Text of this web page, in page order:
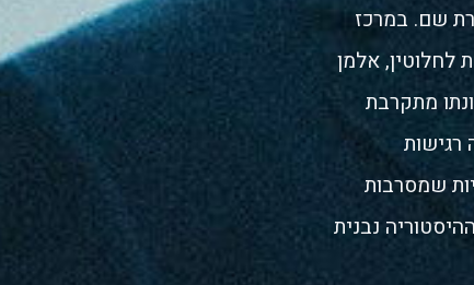
שם. במרכז
לחלוטין, אלמן
מתקרבת
רגישות
שמסרבות
נבנית